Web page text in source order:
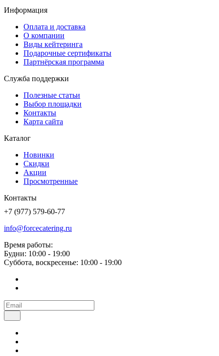
Информация
Оплата и доставка
О компании
Виды кейтеринга
Подарочные сертификаты
Партнёрская программа
Служба поддержки
Полезные статьи
Выбор площадки
Контакты
Карта сайта
Каталог
Новинки
Скидки
Акции
Просмотренные
Контакты
+7 (977) 579-60-77
info@forcecatering.ru
Время работы:
Будни: 10:00 - 19:00
Суббота, воскресенье: 10:00 - 19:00